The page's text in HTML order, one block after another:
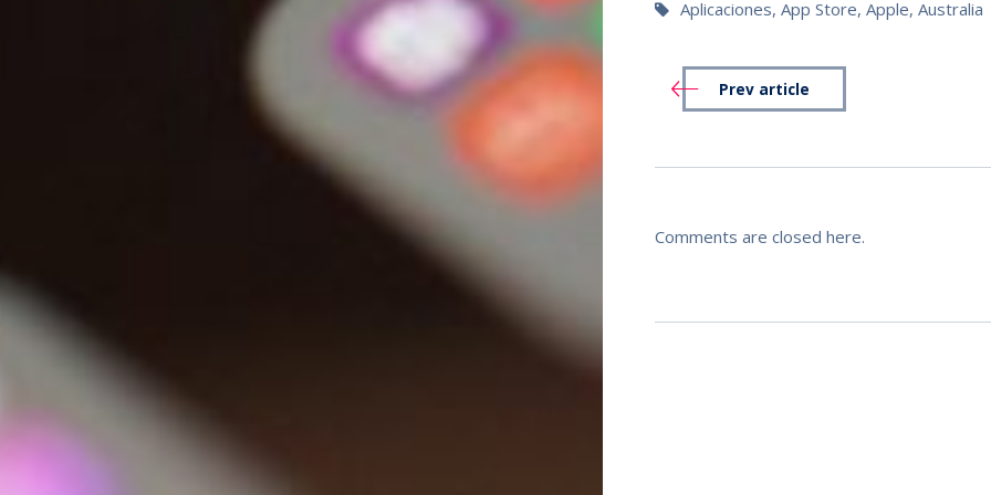
Aplicaciones,App Store,Apple,Australia
Prev article
Comments are closed here.